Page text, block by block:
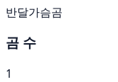
반달가슴곰
곰 수
1